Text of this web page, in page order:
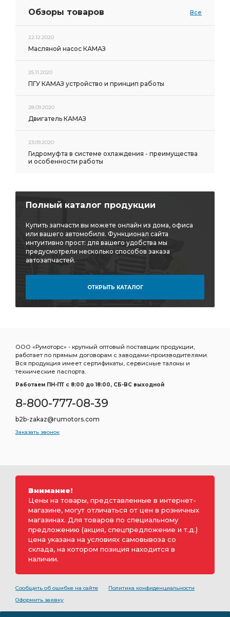
Обзоры товаров Все
22.12.2020
Масляной насос КАМАЗ
25.11.2020
ПГУ КАМАЗ устройство и принцип работы
28.09.2020
Двигатель КАМАЗ
23.09.2020
Гидромуфта в системе охлаждения - преимущества
и особенности работы
Полный каталог продукции
Купить запчасти вы можете онлайн из дома, офиса
или вашего автомобиля. Функционал сайта
интуитивно прост: для вашего удобства мы
предусмотрели несколько способов заказа
автозапчастей.
ОТКРЫТЬ КАТАЛОГ
ООО «Румоторс» - крупный оптовый поставщик продукции,
работает по прямым договорам с заводами-производителями.
Вся продукция имеет сертификаты, сервисные талоны и
технические паспорта.
Работаем ПН-ПТ c 8:00 до 18:00, СБ-ВС выходной
8-800-777-08-39
b2b-zakaz@rumotors.com
Заказать звонок
Внимание!
Цены на товары, представленные в интернет-
магазине, могут отличаться от цен в розничных
магазинах. Для товаров по специальному
предложению (акция, спецпредложение и т.д.)
цена указана на условиях самовывоза со
склада, на котором позиция находится в
наличии.
Сообщить об ошибке на сайте
Политика конфиденциальности
Оформить заявку